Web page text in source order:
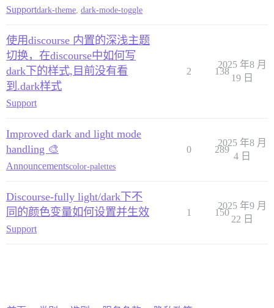
Supportdark-theme dark-mode-toggle
使用discourse 内置的深浅主题
切换，在discourse中如何写
dark下的样式,目前没有看
到.dark样式
Support
2 138
2025 年8 月
19 日
Improved dark and light mode
handling 🎨
Announcementscolor-palettes
0 289
2025 年8 月
4 日
Discourse-fully light/dark下不
同的颜色变量如何设置并生效
Support
1 150
2025 年9 月
22 日